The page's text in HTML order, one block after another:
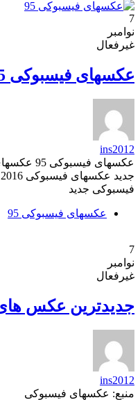
7
نوامبر
غیرفعال
عکسهای فیسبوکی 95
ins2012
عکسهای
فیسبوکی جدید
عکسهای فیسبوکی 95
7
نوامبر
غیرفعال
جدیدترین عکس
ins2012
منبع: عکسهای فیسبوکی